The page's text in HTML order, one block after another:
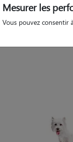
Ce pet sitter n'existe
Mesurer les
Vous pouvez consentir